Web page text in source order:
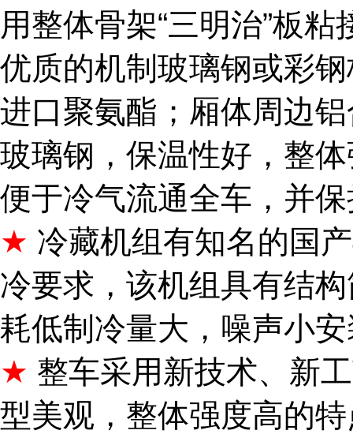
用整体骨架“三明治”板粘
优质的机制玻璃钢或彩
进口聚氨酯 ；厢体周边
玻璃钢，保温性好，整
便于冷气流通全车，并
★ 冷藏机组 有知名的国
冷要求，该机组具有结
耗低制冷量大，噪声小
★ 整车采用新技术、新
型美观，整体强度高的